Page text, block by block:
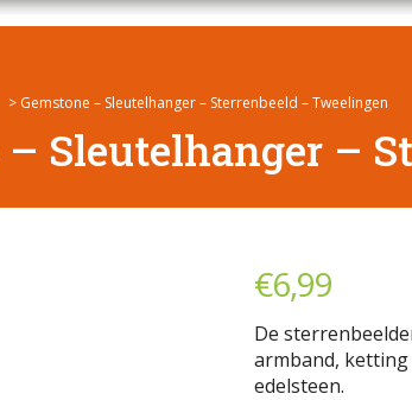
> Gemstone – Sleutelhanger – Sterrenbeeld – Tweelingen
– Sleutelhanger –
€6,99
De
armband,
edelsteen.